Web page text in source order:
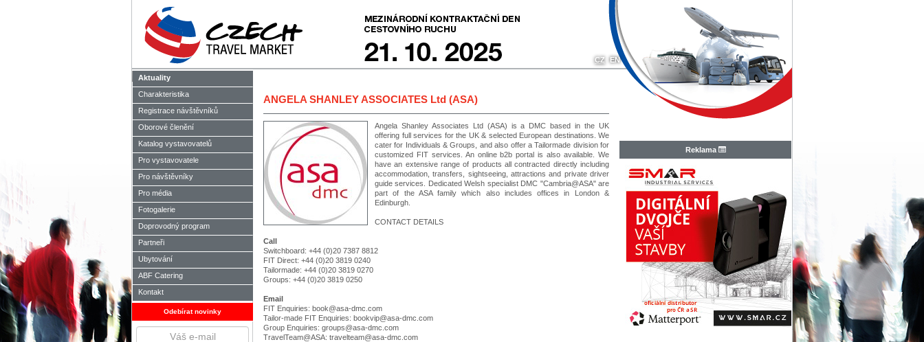
CZ EN
Aktuality
Charakteristika
Registrace návštěvníků
Oborové členění
Katalog vystavovatelů
Pro vystavovatele
Pro návštěvníky
Pro média
Fotogalerie
Doprovodný program
Partneři
Ubytování
ABF Catering
Kontakt
Odebírat novinky
ANGELA SHANLEY ASSOCIATES Ltd (ASA)
Angela Shanley Associates Ltd (ASA) is a DMC based in the UK
offering full services for the UK & selected European destinations. We
cater for Individuals & Groups, and also offer a Tailormade division for
customized FIT services. An online b2b portal is also available. We
have an extensive range of products all contracted directly including
accommodation, transfers, sightseeing, attractions and private driver
guide services. Dedicated Welsh specialist DMC "Cambria@ASA" are
part of the ASA family which also includes offices in London &
Edinburgh.
CONTACT DETAILS
Call
Switchboard: +44 (0)20 7387 8812
FIT Direct: +44 (0)20 3819 0240
Tailormade: +44 (0)20 3819 0270
Groups: +44 (0)20 3819 0250
Email
FIT Enquiries: book@asa-dmc.com
Tailor-made FIT Enquiries: bookvip@asa-dmc.com
Group Enquiries: groups@asa-dmc.com
TravelTeam@ASA: travelteam@asa-dmc.com
Reklama